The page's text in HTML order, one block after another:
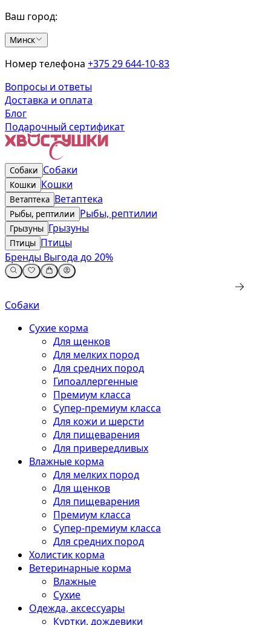
Ваш город:
Минск
Номер телефона +375 29 644-10-83
Вопросы и ответы
Доставка и оплата
Блог
Подарочный сертификат
Собаки Собаки
Кошки Кошки
Ветаптека Ветаптека
Рыбы, рептилии Рыбы, рептилии
Грызуны Грызуны
Птицы Птицы
Бренды Выгода до 20%
Собаки
Сухие корма
Для щенков
Для мелких пород
Для средних пород
Гипоаллергенные
Премиум класса
Супер-премиум класса
Для кожи и шерсти
Для пищеварения
Для привередливых
Влажные корма
Для мелких пород
Для щенков
Для пищеварения
Премиум класса
Супер-премиум класса
Для средних пород
Холистик корма
Ветеринарные корма
Влажные
Сухие
Одежда, аксессуары
Куртки, дождевики